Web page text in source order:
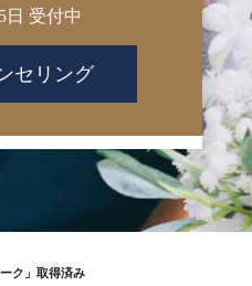
日 受付中
セリング
ーク」取得済み